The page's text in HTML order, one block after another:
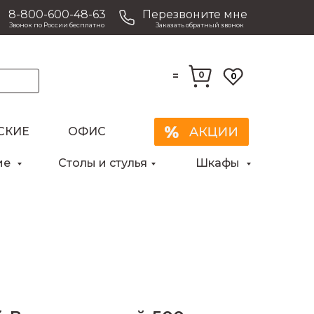
8-800-600-48-63
Звонок по России бесплатно
Перезвоните мне
Заказать обратный звонок
0
= 0
ОФИС
Столы и стулья Шкафы